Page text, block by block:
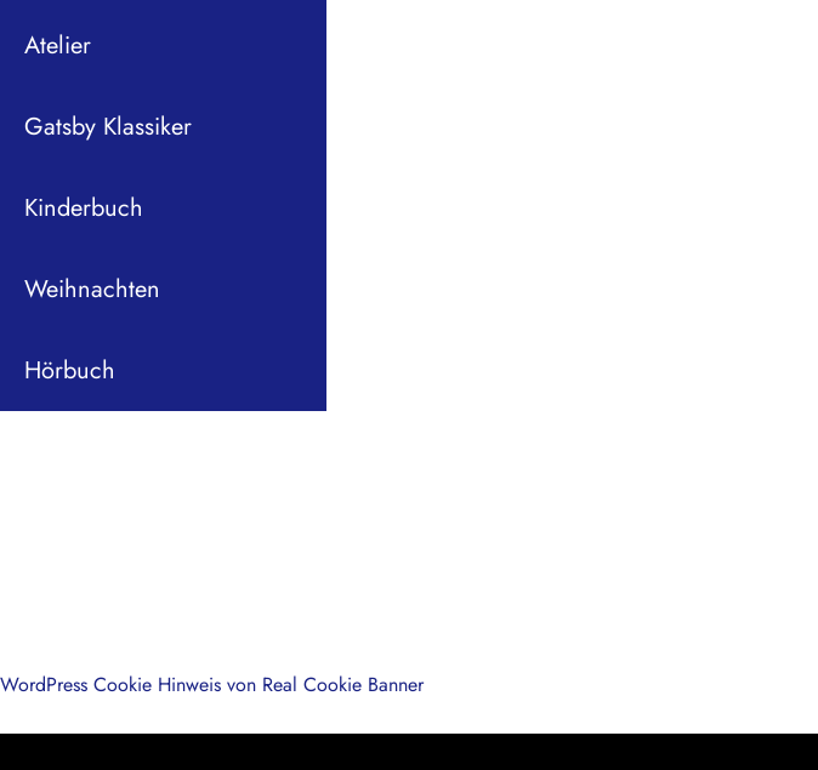
Atelier
Gatsby Klassiker
Kinderbuch
Weihnachten
Hörbuch
WordPress Cookie Hinweis von Real Cookie Banner